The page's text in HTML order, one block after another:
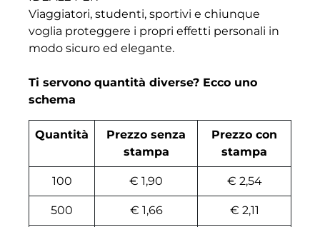
Viaggiatori, studenti, sportivi e chiunque
voglia proteggere i propri effetti personali in
modo sicuro ed elegante.
Ti servono quantità diverse? Ecco uno
schema
Quantità
Prezzo senza
stampa
Prezzo con
stampa
100 € 1,90 € 2,54
500 € 1,66 € 2,11